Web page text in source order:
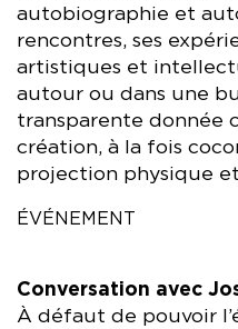
autobiographie et
rencontres, ses
artistiques et
autour ou dans une
transparente donnée
création, à la fois
projection physique
ÉVÉNEMENT
Conversation avec
À défaut de pouvoir